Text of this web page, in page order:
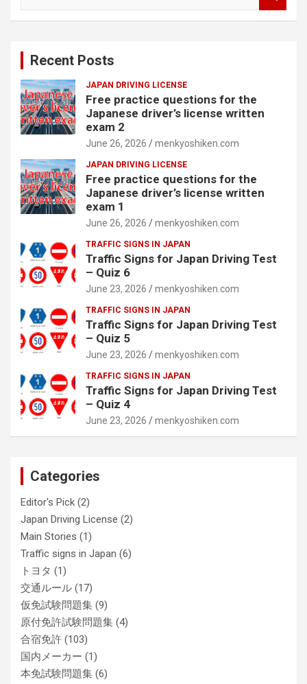
Recent Posts
JAPAN DRIVING LICENSE
Free practice questions for the
Japanese driver’s license written
exam 2
June 26, 2026 menkyoshiken.com
JAPAN DRIVING LICENSE
Free practice questions for the
Japanese driver’s license written
exam 1
June 26, 2026 menkyoshiken.com
TRAFFIC SIGNS IN JAPAN
Traffic Signs for Japan Driving Test
– Quiz 6
June 23, 2026 menkyoshiken.com
TRAFFIC SIGNS IN JAPAN
Traffic Signs for Japan Driving Test
– Quiz 5
June 23, 2026 menkyoshiken.com
TRAFFIC SIGNS IN JAPAN
Traffic Signs for Japan Driving Test
– Quiz 4
June 23, 2026 menkyoshiken.com
Categories
Editor's Pick (2)
Japan Driving License (2)
Main Stories (1)
Traffic signs in Japan (6)
トヨタ (1)
交通ルール (17)
仮免試験問題集 (9)
原付免許試験問題集 (4)
合宿免許 (103)
国内メーカー (1)
本免試験問題集 (6)